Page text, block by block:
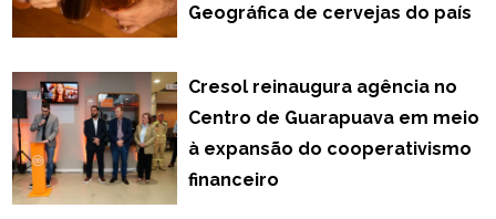
Geográfica de cervejas do país
Cresol reinaugura agência no
Centro de Guarapuava em meio
à expansão do cooperativismo
financeiro